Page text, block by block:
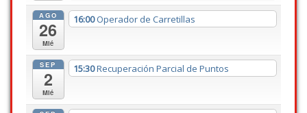
AGO
26
Mié
16:00Operador de Carretillas
SEP
2
Mié
15:30Recuperación Parcial de Puntos